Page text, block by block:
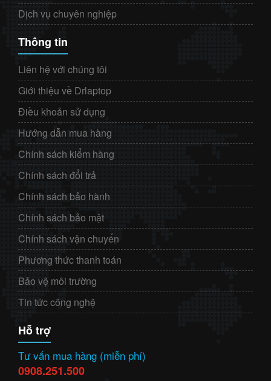
Dịch vụ chuyên nghiệp
Thông tin
Liên hệ với chúng tôi
Giới thiệu về Drlaptop
Điều khoản sử dụng
Hướng dẫn mua hàng
Chính sách kiểm hàng
Chính sách đổi trả
Chính sách bảo hành
Chính sách bảo mật
Chính sách vận chuyển
Phương thức thanh toán
Bảo vệ môi trường
Tin tức công nghệ
Hỗ trợ
Tư vấn mua hàng (miễn phí)
0908.251.500